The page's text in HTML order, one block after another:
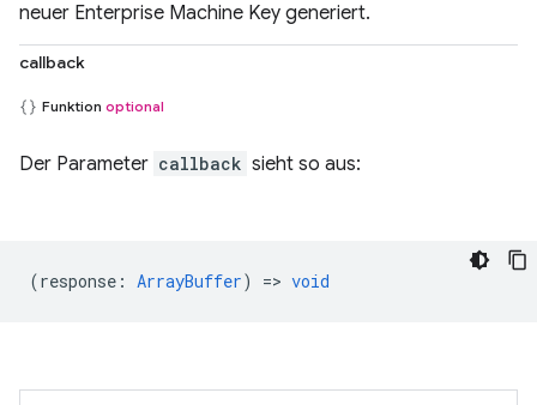
neuer Enterprise Machine Key generiert.
callback
Funktion optional
Der Parameter callback sieht so aus:
(response : ArrayBuffer) => void